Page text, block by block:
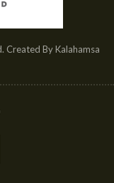
By Kalahamsa